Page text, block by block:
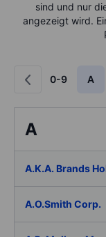
sind und nur
angezeigt wird.
0-9 A
A
A.K.A. Brands
A.O.Smith Corp.